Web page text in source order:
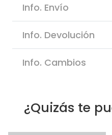
Info. Envío
Info. Devolución
Info. Cambios
¿Quizás te